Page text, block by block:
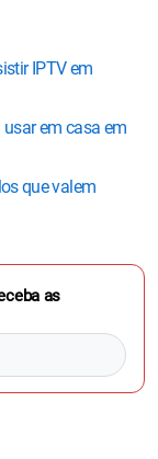
IPTV em
em casa em
que valem
as